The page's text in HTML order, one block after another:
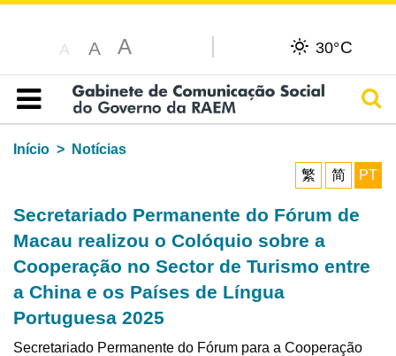
A A A 30°C
Índice
Início
Notícias
繁
简 PT
Secretariado Permanente do Fórum de
Macau realizou o Colóquio sobre a
Cooperação no Sector de Turismo entre
a China e os Países de Língua
Portuguesa 2025
Secretariado Permanente do Fórum para a Cooperação